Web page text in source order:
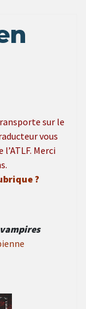
sur le
vous
Merci
?